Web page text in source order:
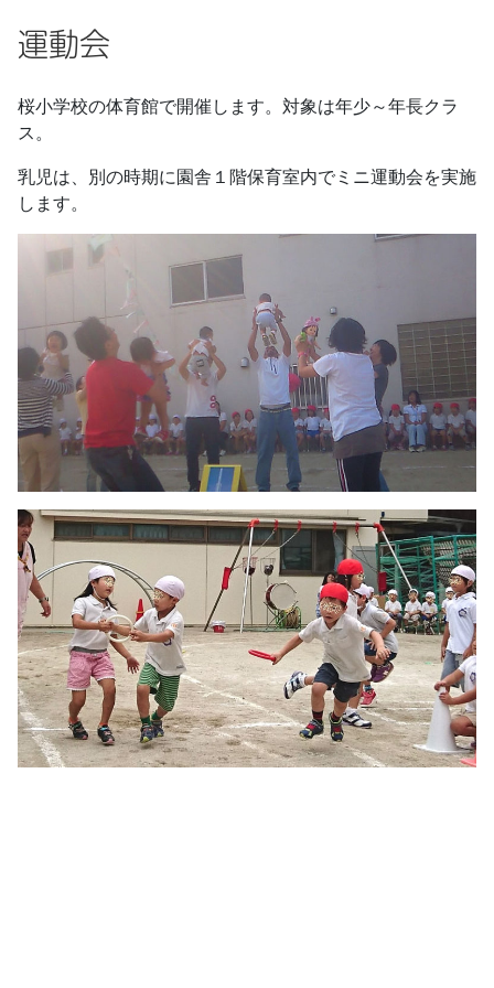
運動会
桜小学校の体育館で開催します。対象は年少～年長クラ
ス。
乳児は、別の時期に園舎１階保育室内でミニ運動会を実施
します。